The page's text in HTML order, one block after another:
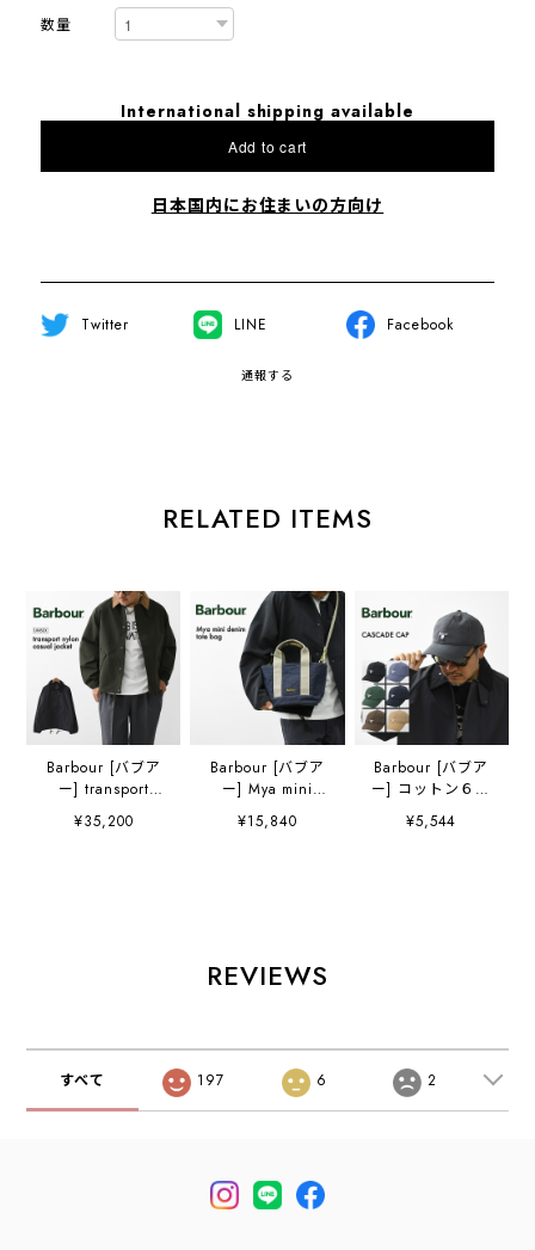
数量
International shipping available
Add to cart
日本国内にお住まいの方向け
Twitter LINE Facebook
通報する
RELATED ITEMS
Barbour [バブア
ー] transport
nylon casual
jacket [MCA1106]
¥35,200
Barbour [バブア
ー] Mya mini
denim tote bag
[LBA0539] Mya ミ
綿・ロゴ・MEN'S
/ LADY'S
¥15,840
Barbour [バブア
ー] コットン６パ
ネル キャップ
[MHA0274] キャ
¥5,544
REVIEWS
すべて 197 6 2